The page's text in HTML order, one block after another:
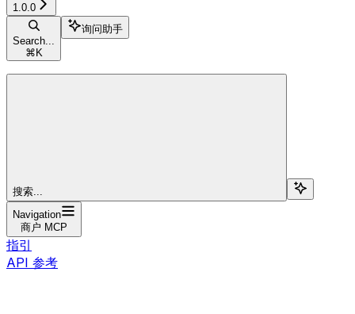
1.0.0
Search...
⌘ K
询问助手
搜索...
Navigation
商户 MCP
指引
API 参考